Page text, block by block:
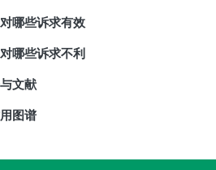
哪些诉求有效
哪些诉求不利
文献
图谱